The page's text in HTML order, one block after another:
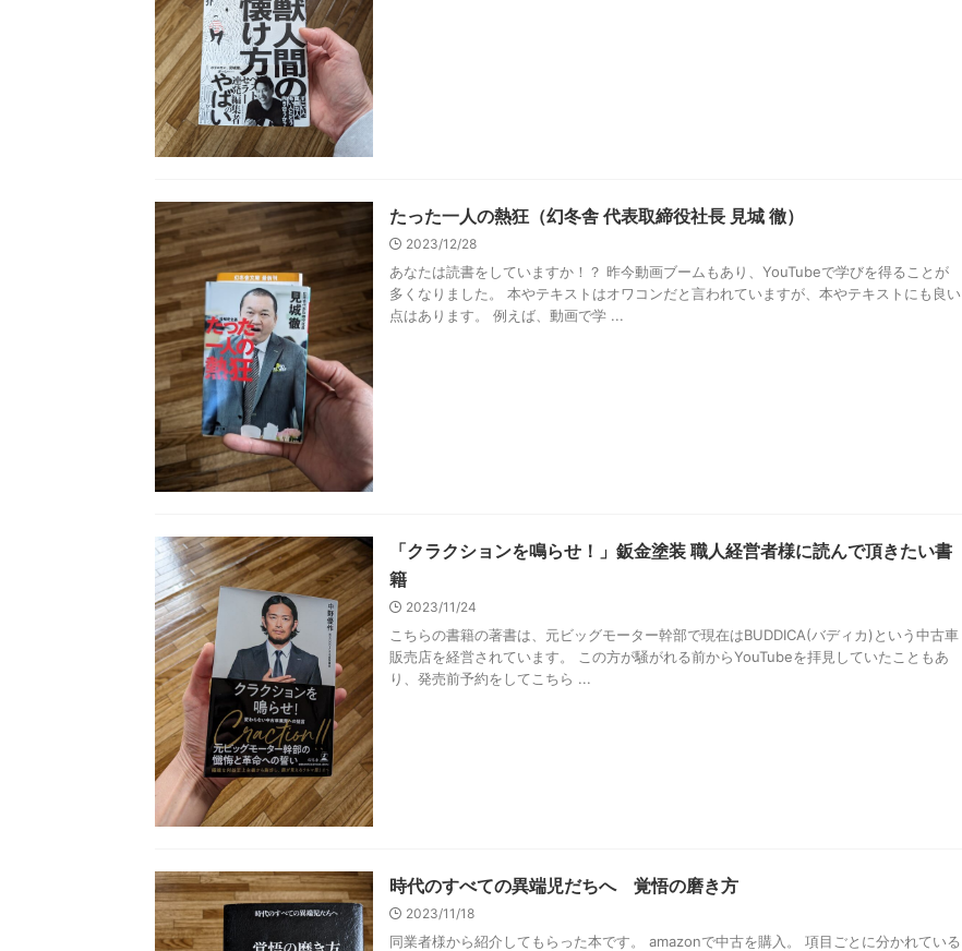
たった一人の熱狂（幻冬舎 代表取締役社長 見城 徹）
2023/12/28
あなたは読書をしていますか！？ 昨今動画ブームもあり、YouTubeで学びを得ることが
多くなりました。 本やテキストはオワコンだと言われていますが、本やテキストにも良い
点はあります。 例えば、動画で学 ...
「クラクションを鳴らせ！」鈑金塗装 職人経営者様に読んで頂きたい書
籍
2023/11/24
こちらの書籍の著書は、元ビッグモーター幹部で現在はBUDDICA(バディカ)という中古車
販売店を経営されています。 この方が騒がれる前からYouTubeを拝見していたこともあ
り、発売前予約をしてこちら ...
時代のすべての異端児だちへ 覚悟の磨き方
2023/11/18
同業者様から紹介してもらった本です。 amazonで中古を購入。 項目ごとに分かれている